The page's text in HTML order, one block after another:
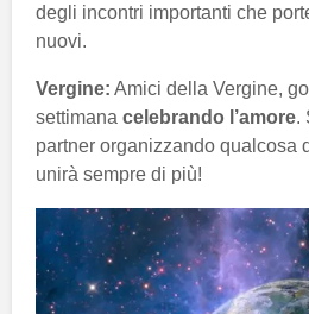
degli incontri importanti che
nuovi.
Vergine: Amici della Vergine,
settimana celebrando l’amore.
partner organizzando qualcosa
unirà sempre di più!